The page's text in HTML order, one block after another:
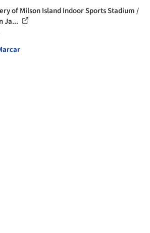
of Milson Island Indoor Sports Stadium /
Ja...